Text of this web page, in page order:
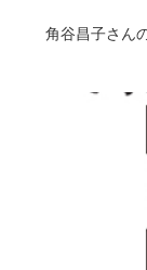
角谷昌子さん